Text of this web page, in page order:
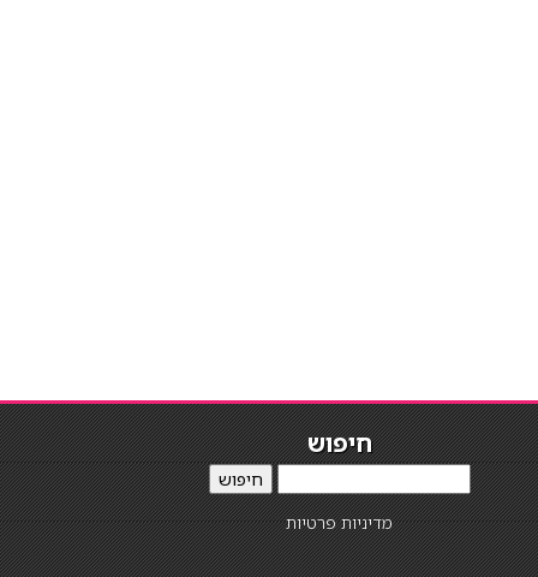
חיפוש
חיפוש
מדיניות פרטיות